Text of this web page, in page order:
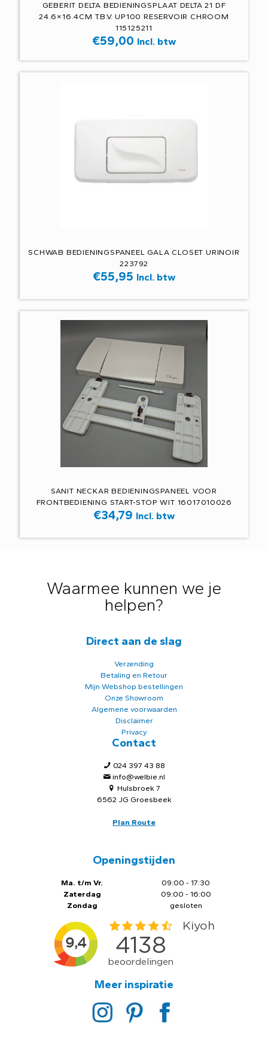
GEBERIT DELTA BEDIENINGSPLAAT DELTA 21 DF
24.6×16.4CM T.B.V. UP100 RESERVOIR CHROOM
115125211
€59,00 Incl. btw
SCHWAB BEDIENINGSPANEEL GALA CLOSET URINOIR
223792
€55,95 Incl. btw
SANIT NECKAR BEDIENINGSPANEEL VOOR
FRONTBEDIENING START-STOP WIT 16017010026
€34,79 Incl. btw
Waarmee kunnen we je
helpen?
Direct aan de slag
Verzending
Betaling en Retour
Mijn Webshop bestellingen
Onze Showroom
Algemene voorwaarden
Disclaimer
Privacy
Contact
024 397 43 88
info@welbie.nl
Hulsbroek 7
6562 JG Groesbeek
Plan Route
Openingstijden
Ma. t/m Vr.
Zaterdag
Zondag
09:00 - 17:30
09:00 - 16:00
gesloten
Meer inspiratie